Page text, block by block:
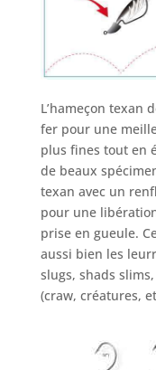
L’hameçon texan
fer pour une
plus fines tout en
de beaux
texan avec un
pour une
prise en gueule.
aussi bien les
slugs, shads
(craw, créatures,